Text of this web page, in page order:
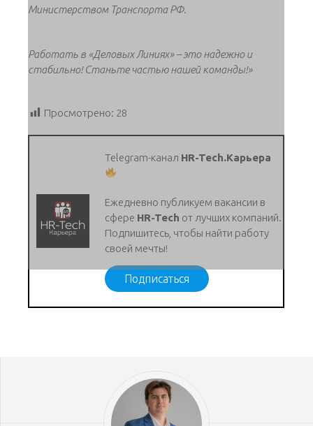
Министерством Транспорта РФ.
Работать в «Деловых Линиях» – это надежно и
стабильно! Станьте частью нашей команды!»
Просмотрено: 28
Telegram-канал HR-Tech.Карьера
Ежедневно публикуем вакансии в
сфере HR-Tech от лучших компаний.
Подпишитесь, чтобы найти работу
своей мечты!
Подписаться